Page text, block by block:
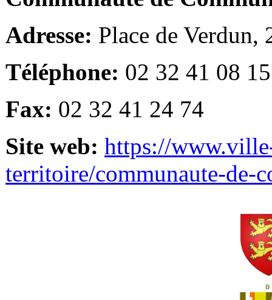
Adresse: Place de Verdun,
Téléphone: 02 32 41 08 15
Fax: 02 32 41 24 74
Site web: https://
territoire/communaute-de-